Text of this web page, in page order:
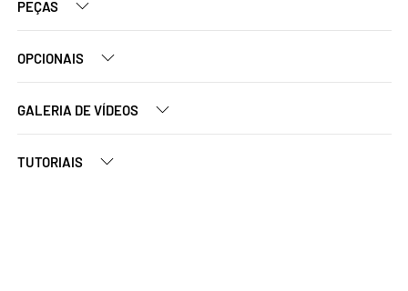
PEÇAS
OPCIONAIS
GALERIA DE VÍDEOS
TUTORIAIS